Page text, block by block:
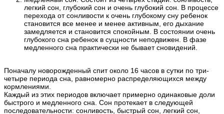
легкий сон, глубокий сон и очень глубокий сон. В процессе
перехода от сонливости к очень глубокому сну ребенок
становится все менее и менее активным, его дыхание
замедляется и становится спокойным. В состоянии очень
глубокого сна ребенок в сущности неподвижен. В фазе
медленного сна практически не бывает сновидений.
Поначалу новорожденный спит около 16 часов в сутки по три-
четыре периода сна, равномерно распределяющихся между
кормлениями.
Каждый из этих периодов включает примерно одинаковые доли
быстрого и медленного сна. Сон протекает в следующей
последовательности: сонливость, быстрый сон, легкий сон,